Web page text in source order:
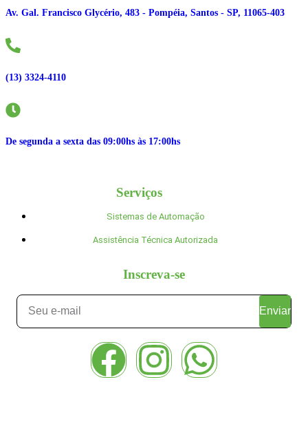
Av. Gal. Francisco Glycério, 483 - Pompéia, Santos - SP, 11065-403
(13) 3324-4110
De segunda a sexta das 09:00hs às 17:00hs
Serviços
Sistemas de Automação
Assistência Técnica Autorizada
Inscreva-se
Enviar